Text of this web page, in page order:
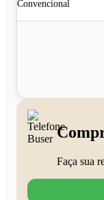
Convencional
Faça sua